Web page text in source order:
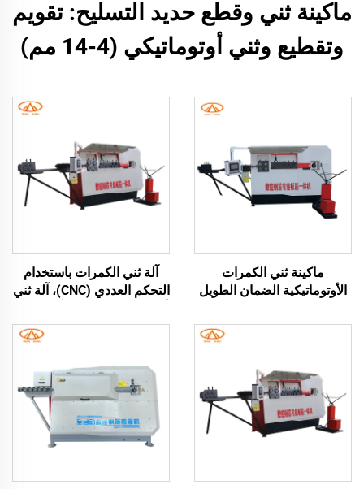
ماكينة ثني وقطع حديد التسليح: تقويم
وتقطيع وثني أوتوماتيكي (4-14 مم)
ماكينة ثني الكمرات
الأوتوماتيكية الضمان الطويل
التسليح باستخدام الحاسب
الآلي ماكينة ثني حلقات حديد
الآلي للحديد
آلة ثني الكمرات باستخدام
التحكم العددي (CNC)، آلة ثني
حديد التسليح وثني الحلقات